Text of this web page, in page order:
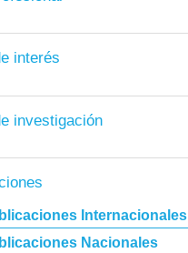
interés
investigación
Internacionales
Nacionales